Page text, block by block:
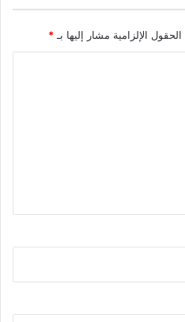
الحقول الإلزامية مشار إليها بـ*